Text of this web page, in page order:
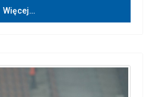
Więcej…